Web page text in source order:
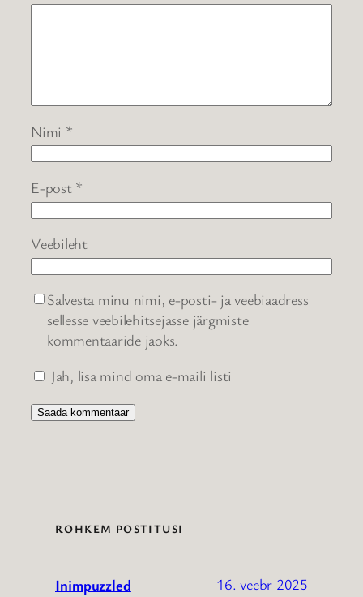
Nimi *
E-post *
Veebileht
Salvesta minu nimi, e-posti- ja veebiaadress
sellesse veebilehitsejasse järgmiste
kommentaaride jaoks.
Jah, lisa mind oma e-maili listi
ROHKEM POSTITUSI
Inimpuzzled 16. veebr 2025